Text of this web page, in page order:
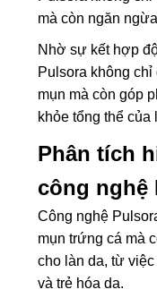
mà còn ngăn
Nhờ sự kết hợp
Pulsora không
mụn mà còn góp
khỏe tổng thể của
Phân tích
công nghệ
Công nghệ
mụn trứng cá mà
cho làn da, từ
và trẻ hóa da.